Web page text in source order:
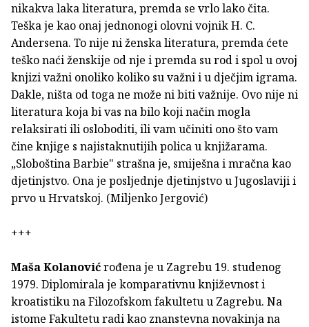
nikakva laka literatura, premda se vrlo lako čita.
Teška je kao onaj jednonogi olovni vojnik H. C.
Andersena. To nije ni ženska literatura, premda ćete
teško naći ženskije od nje i premda su rod i spol u ovoj
knjizi važni onoliko koliko su važni i u dječjim igrama.
Dakle, ništa od toga ne može ni biti važnije. Ovo nije ni
literatura koja bi vas na bilo koji način mogla
relaksirati ili osloboditi, ili vam učiniti ono što vam
čine knjige s najistaknutijih polica u knjižarama.
„Sloboština Barbie" strašna je, smiješna i mračna kao
djetinjstvo. Ona je posljednje djetinjstvo u Jugoslaviji i
prvo u Hrvatskoj. (Miljenko Jergović)
+++
Maša Kolanovićrođena je u Zagrebu 19. studenog
1979. Diplomirala je komparativnu književnost i
kroatistiku na Filozofskom fakultetu u Zagrebu. Na
istome Fakultetu radi kao znanstevna novakinja na